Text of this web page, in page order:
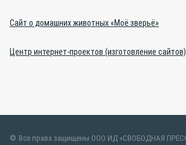
Сайт о домашних животных «Моё зверьё»
Центр интернет-проектов (изготовление сайтов)
Все права защищены ООО ИД «СВОБОДНАЯ